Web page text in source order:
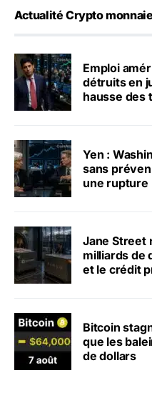
Actualité Crypto monnaie
Emploi
détruits en
hausse des
Yen :
sans
une rupture
Jane Street
milliards de
et le crédit
Bitcoin
que les
de dollars